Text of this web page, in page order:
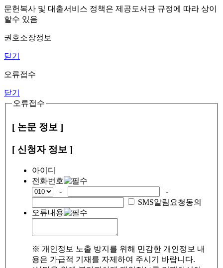
문헌복사 및 대출서비스 정책은 제공도서관 규정에 따라 상이
할수 있음
권호소장정보
닫기
오류접수
닫기
오류접수
[ 논문 정보 ]
[ 신청자 정보 ]
아이디
전화번호
-
-
SMS알림요청동의
오류내용
※ 개인정보 노출 방지를 위해 민감한 개인정보 내
용은 가급적 기재를 자제하여 주시기 바랍니다.